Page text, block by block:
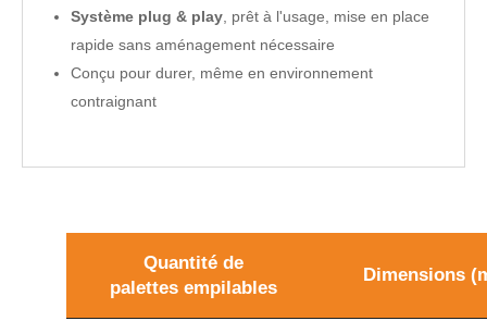
Système plug & play , prêt à l'usage, mise en place
rapide sans aménagement nécessaire
Conçu pour durer, même en environnement
contraignant
Quantité de
palettes empilables
Dimensions